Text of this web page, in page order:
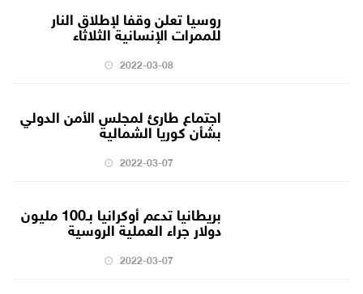
روسيا تعلن وقفا لإطلاق النار
للممرات الإنسانية الثلاثاء
2022-03-08
اجتماع طارئ لمجلس الأمن الدولي
بشأن كوريا الشمالية
2022-03-07
بريطانيا تدعم أوكرانيا بـ100 مليون
دولار جراء العملية الروسية
2022-03-07